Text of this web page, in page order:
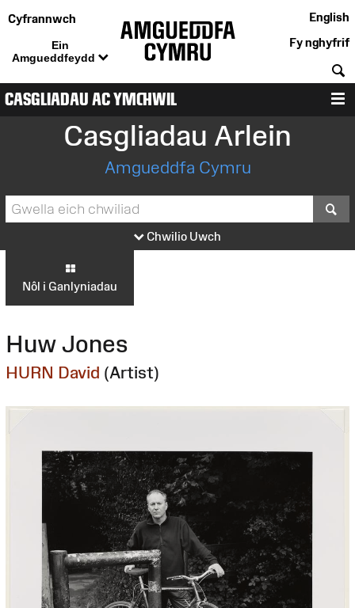
Cyfrannwch
Ein
Amgueddfeydd
English
Fy nghyfrif
CASGLIADAU AC YMCHWIL
Casgliadau Arlein
Amgueddfa Cymru
Chwilio Uwch
Nôl i Ganlyniadau
Huw Jones
HURN David (Artist)